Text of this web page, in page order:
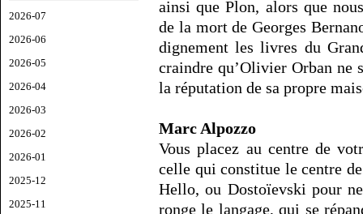
2026-07
2026-06
2026-05
2026-04
2026-03
2026-02
2026-01
2025-12
2025-11
ainsi que Plon, alors que
de la mort de Georges
dignement les livres du
craindre qu’Olivier Orban ne
la réputation de sa propre
Marc Alpozzo
Vous placez au centre de
celle qui constitue le centre
Hello, ou Dostoïevski pour
ronge le langage, qui se